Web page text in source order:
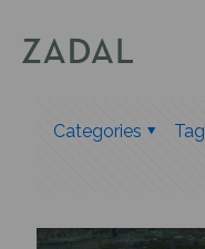
Categories